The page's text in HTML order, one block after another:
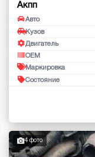
Акпп
Авто
Кузов
Двигатель
OEM
Маркировка
Состояние
4 фото